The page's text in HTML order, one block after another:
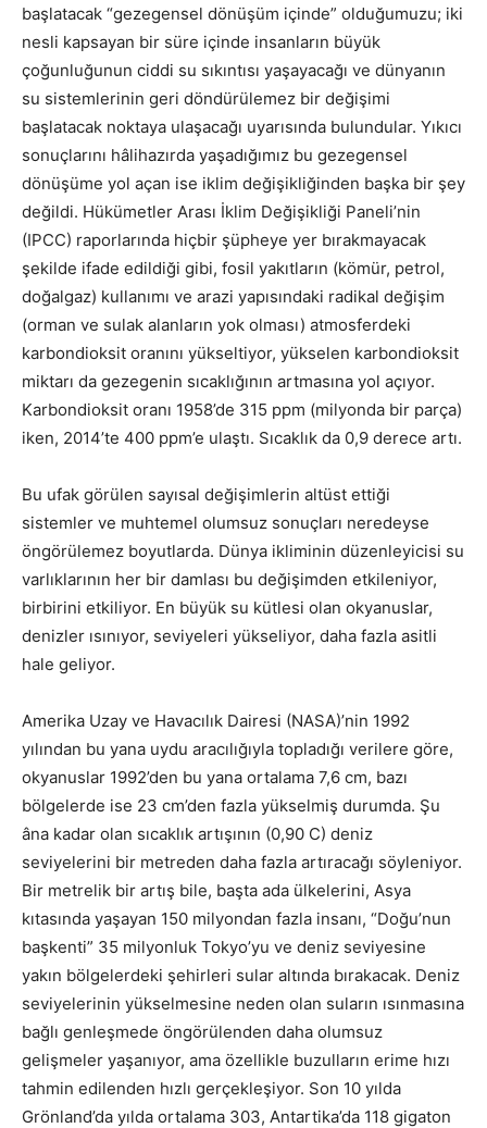
başlatacak “gezegensel dönüşüm içinde” olduğumuzu; iki
nesli kapsayan bir süre içinde insanların büyük
çoğunluğunun ciddi su sıkıntısı yaşayacağı ve dünyanın
su sistemlerinin geri döndürülemez bir değişimi
başlatacak noktaya ulaşacağı uyarısında bulundular. Yıkıcı
sonuçlarını hâlihazırda yaşadığımız bu gezegensel
dönüşüme yol açan ise iklim değişikliğinden başka bir şey
değildi. Hükümetler Arası İklim Değişikliği Paneli’nin
(IPCC) raporlarında hiçbir şüpheye yer bırakmayacak
şekilde ifade edildiği gibi, fosil yakıtların (kömür, petrol,
doğalgaz) kullanımı ve arazi yapısındaki radikal değişim
(orman ve sulak alanların yok olması) atmosferdeki
karbondioksit oranını yükseltiyor, yükselen karbondioksit
miktarı da gezegenin sıcaklığının artmasına yol açıyor.
Karbondioksit oranı 1958’de 315 ppm (milyonda bir parça)
iken, 2014’te 400 ppm’e ulaştı. Sıcaklık da 0,9 derece artı.
Bu ufak görülen sayısal değişimlerin altüst ettiği
sistemler ve muhtemel olumsuz sonuçları neredeyse
öngörülemez boyutlarda. Dünya ikliminin düzenleyicisi su
varlıklarının her bir damlası bu değişimden etkileniyor,
birbirini etkiliyor. En büyük su kütlesi olan okyanuslar,
denizler ısınıyor, seviyeleri yükseliyor, daha fazla asitli
hale geliyor.
Amerika Uzay ve Havacılık Dairesi (NASA)’nin 1992
yılından bu yana uydu aracılığıyla topladığı verilere göre,
okyanuslar 1992’den bu yana ortalama 7,6 cm, bazı
bölgelerde ise 23 cm’den fazla yükselmiş durumda. Şu
âna kadar olan sıcaklık artışının (0,90 C) deniz
seviyelerini bir metreden daha fazla artıracağı söyleniyor.
Bir metrelik bir artış bile, başta ada ülkelerini, Asya
kıtasında yaşayan 150 milyondan fazla insanı, “Doğu’nun
başkenti” 35 milyonluk Tokyo’yu ve deniz seviyesine
yakın bölgelerdeki şehirleri sular altında bırakacak. Deniz
seviyelerinin yükselmesine neden olan suların ısınmasına
bağlı genleşmede öngörülenden daha olumsuz
gelişmeler yaşanıyor, ama özellikle buzulların erime hızı
tahmin edilenden hızlı gerçekleşiyor. Son 10 yılda
Grönland’da yılda ortalama 303, Antartika’da 118 gigaton